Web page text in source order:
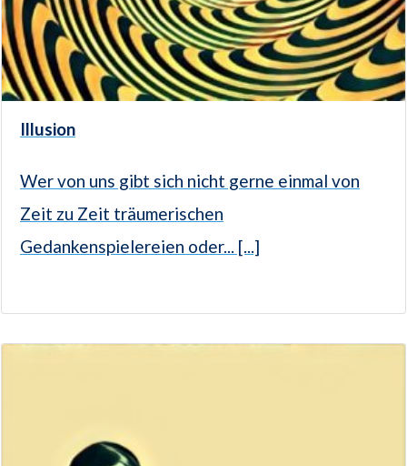
Illusion
Wer von uns gibt sich nicht gerne einmal von
Zeit zu Zeit träumerischen
Gedankenspielereien oder... [...]